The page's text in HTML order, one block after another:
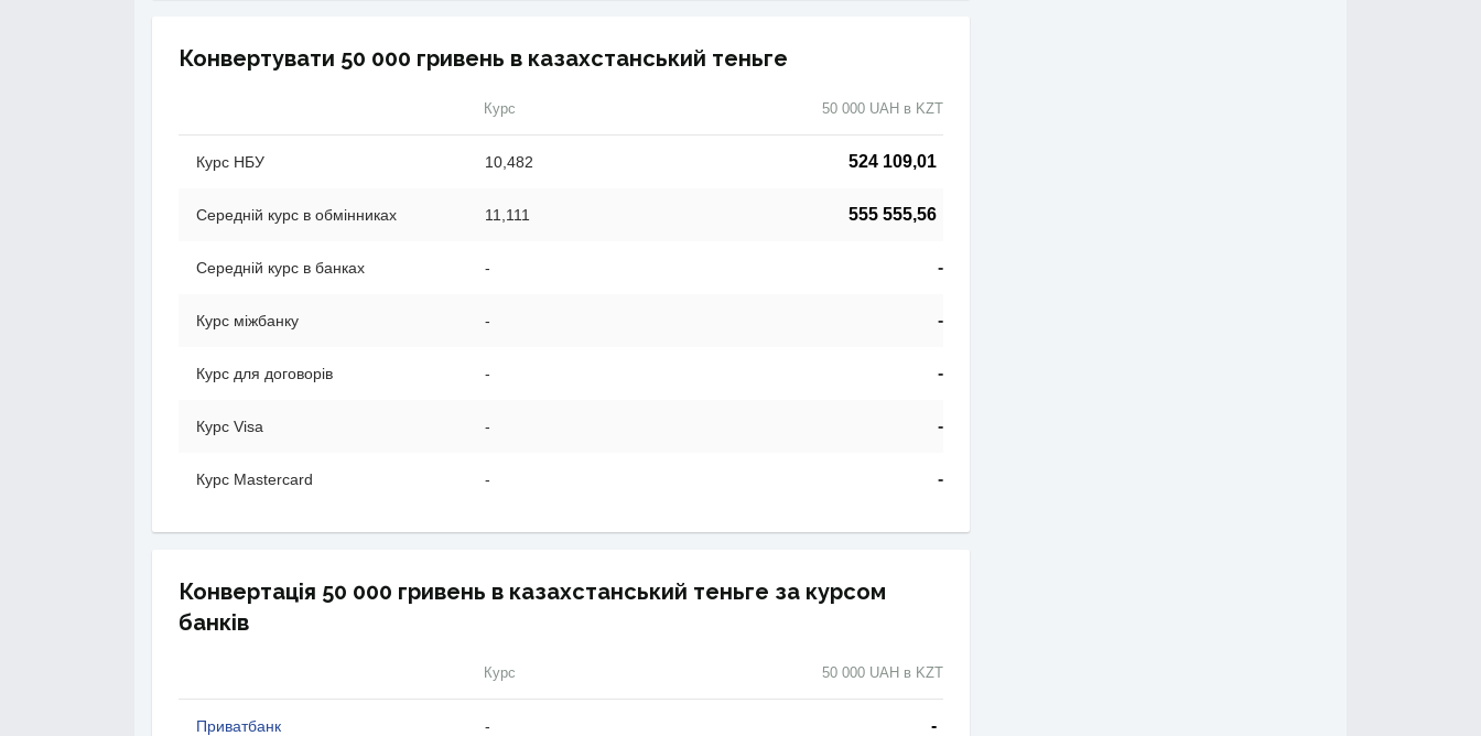
Конвертувати 50 000 гривень в казахстанський теньге
Курс 50 000 UAH в KZT
Курс НБУ 10,482 524 109,01
Середній курс в обмінниках 11,111 555 555,56
Середній курс в банках - -
Курс міжбанку - -
Курс для договорів - -
Курс Visa - -
Курс Mastercard - -
Конвертація 50 000 гривень в казахстанський теньге за курсом
банків
Курс 50 000 UAH в KZT
Приватбанк - -